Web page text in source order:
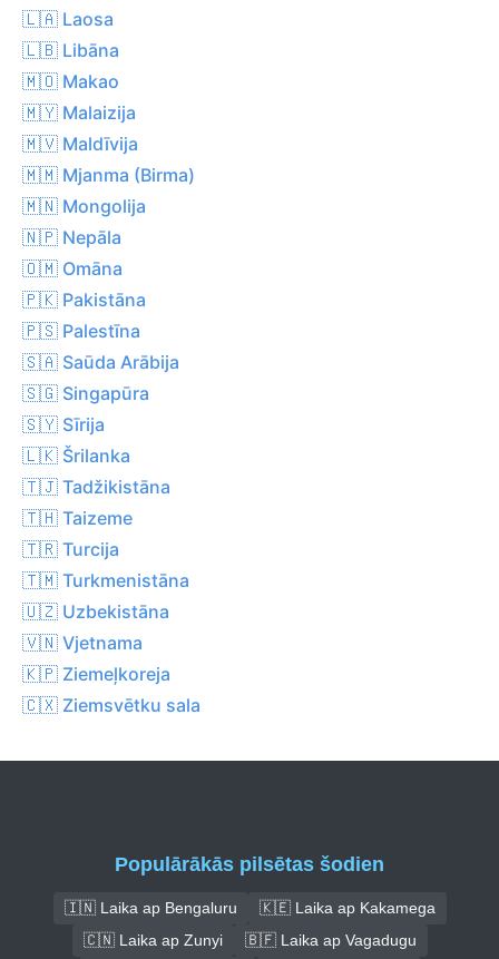
🇱🇦 Laosa
🇱🇧 Libāna
🇲🇴 Makao
🇲🇾 Malaizija
🇲🇻 Maldīvija
🇲🇲 Mjanma (Birma)
🇲🇳 Mongolija
🇳🇵 Nepāla
🇴🇲 Omāna
🇵🇰 Pakistāna
🇵🇸 Palestīna
🇸🇦 Saūda Arābija
🇸🇬 Singapūra
🇸🇾 Sīrija
🇱🇰 Šrilanka
🇹🇯 Tadžikistāna
🇹🇭 Taizeme
🇹🇷 Turcija
🇹🇲 Turkmenistāna
🇺🇿 Uzbekistāna
🇻🇳 Vjetnama
🇰🇵 Ziemeļkoreja
🇨🇽 Ziemsvētku sala
Populārākās pilsētas šodien
🇮🇳 Laika ap Bengaluru
🇰🇪 Laika ap Kakamega
🇨🇳 Laika ap Zunyi
🇧🇫 Laika ap Vagadugu